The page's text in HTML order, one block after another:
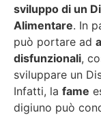
sviluppo di un
Alimentare. In
può portare ad
disfunzionali,
sviluppare un
Infatti, la fame
digiuno può